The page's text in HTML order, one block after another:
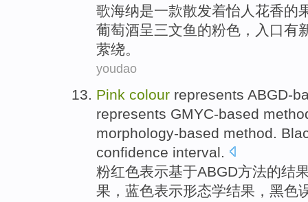
歌海纳是一款散发着怡人 花香的
葡萄酒呈三文鱼 的粉色 ，入口有
萦绕。
youdao
Pink colour represents ABGD-
represents GMYC-based
morphology-based method
confidence interval
粉红色表示基于ABGD方法的结
果， 蓝色表示形态学结果， 黑色